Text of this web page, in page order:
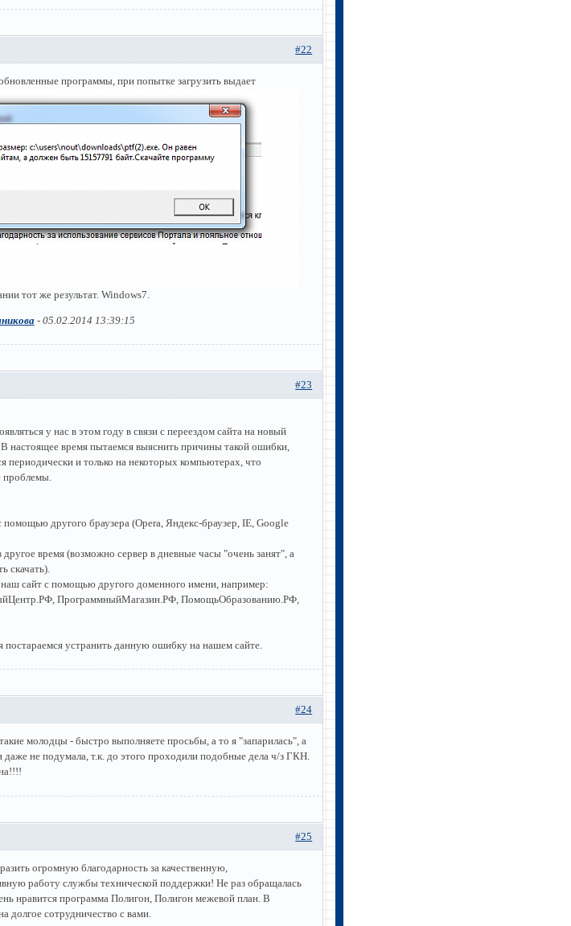
#22
программы, при попытке загрузить выдает
тот же результат. Windows7.
- 05.02.2014 13:39:15
#23
у нас в этом году в связи с переездом сайта на новый
настоящее время пытаемся выяснить причины такой ошибки,
периодически и только на некоторых компьютерах, что
проблемы.
помощью другого браузера (Opera, Яндекс-браузер, IE, Google
другое время (возможно сервер в дневные часы "очень занят", а
скачать).
сайт с помощью другого доменного имени, например:
ПрограммныйМагазин.РФ, ПомощьОбразованию.РФ,
устранить данную ошибку на нашем сайте.
#24
молодцы - быстро выполняете просьбы, а то я "запарилась", а
даже не подумала, т.к. до этого проходили подобные дела ч/з ГКН.
#25
огромную благодарность за качественную,
работу службы технической поддержки! Не раз обращалась
нравится программа Полигон, Полигон межевой план. В
долгое сотрудничество с вами.